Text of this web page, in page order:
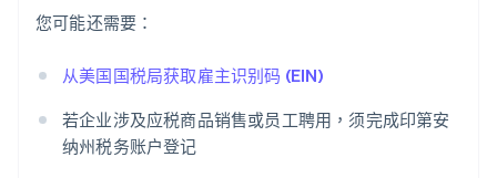
您可能还需要：
从美国国税局获取雇主识别码 (EIN)
若企业涉及应税商品销售或员工聘用，须完成印第安
纳州税务账户登记